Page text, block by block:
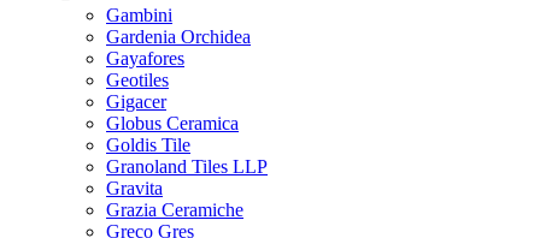
Gambini
Gardenia Orchidea
Gayafores
Geotiles
Gigacer
Globus Ceramica
Goldis Tile
Granoland Tiles LLP
Gravita
Grazia Ceramiche
Greco Gres